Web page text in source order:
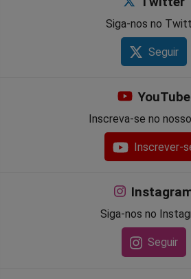
Siga-nos no
Seguir
YouTube
Inscreva-se no
Inscrever-
Siga-nos no
Seguir